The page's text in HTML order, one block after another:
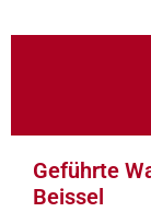
Geführte
Beissel